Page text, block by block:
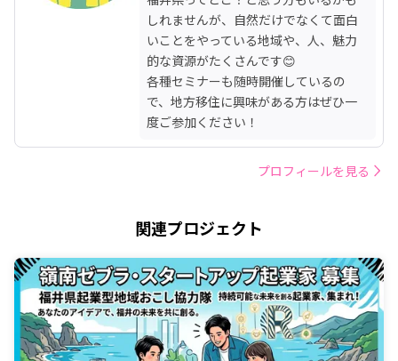
しれませんが、自然だけでなくて面白
いことをやっている地域や、人、魅力
的な資源がたくさんです😊
各種セミナーも随時開催しているの
で、地方移住に興味がある方はぜひ一
度ご参加ください！
プロフィールを見る
関連プロジェクト